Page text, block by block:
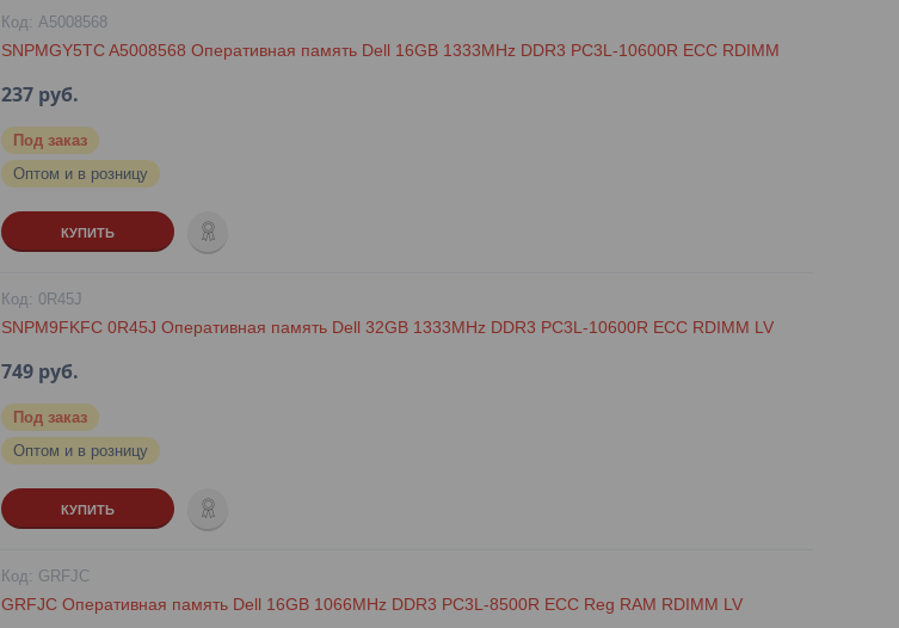
A5008568
SNPMGY5TC A5008568 Оперативная память Dell 16GB 1333MHz DDR3 PC3L-10600R ECC RDIMM
237 руб.
Под заказ
Оптом и в розницу
КУПИТЬ
0R45J
SNPM9FKFC 0R45J Оперативная память Dell 32GB 1333MHz DDR3 PC3L-10600R ECC RDIMM LV
749 руб.
Под заказ
Оптом и в розницу
КУПИТЬ
GRFJC
GRFJC Оперативная память Dell 16GB 1066MHz DDR3 PC3L-8500R ECC Reg RAM RDIMM LV